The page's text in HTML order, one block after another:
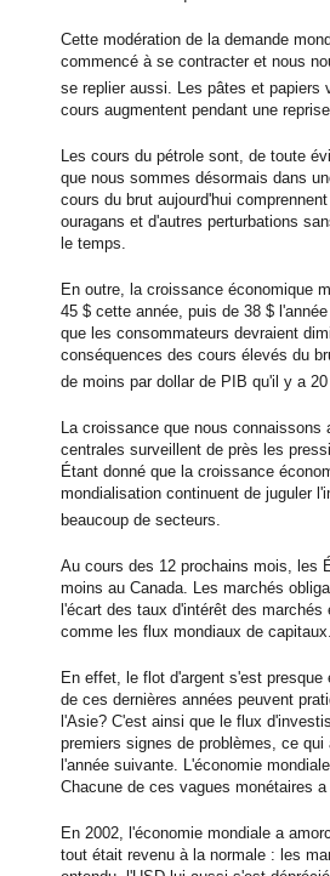
Cette modération de la demande
commencé à se contracter et nous
se replier aussi. Les pâtes et papiers
cours augmentent pendant une
Les cours du pétrole sont, de toute
que nous sommes désormais dans
cours du brut aujourd'hui
ouragans et d'autres perturbations
le temps.
En outre, la croissance économique
45 $ cette année, puis de 38 $
que les consommateurs devraient
conséquences des cours élevés du
de moins par dollar de PIB qu'il y a
La croissance que nous
centrales surveillent de près les
Étant donné que la croissance
mondialisation continuent de juguler
beaucoup de secteurs.
Au cours des 12 prochains mois, les
moins au Canada. Les marchés
l'écart des taux d'intérêt des
comme les flux mondiaux de capitaux.
En effet, le flot d'argent s'est
de ces dernières années peuvent
l'Asie? C'est ainsi que le flux
premiers signes de problèmes, ce
l'année suivante. L'économie
Chacune de ces vagues monétaires
En 2002, l'économie mondiale a
tout était revenu à la normale : les